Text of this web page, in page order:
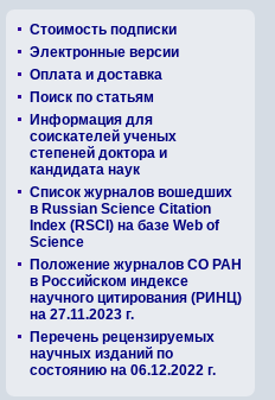
Стоимость подписки
Электронные версии
Оплата и доставка
Поиск по статьям
Информация для
соискателей ученых
степеней доктора и
кандидата наук
Список журналов вошедших
в Russian Science Citation
Index (RSCI) на базе Web of
Science
Положение журналов СО РАН
в Российском индексе
научного цитирования (РИНЦ)
на 27.11.2023 г.
Перечень рецензируемых
научных изданий по
состоянию на 06.12.2022 г.